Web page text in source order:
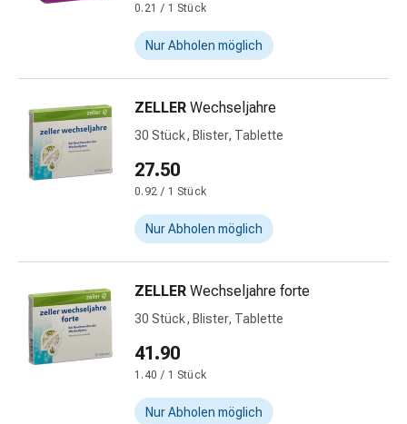
Rauchstopp
Venenbeschwerden
Herznerven-
Störung
Gedächtnis-
&
Konzentrationsstörung
Antiallergika
Magen-
Darm
Hämorrhoiden
Magenbrennen
Übelkeit
0.21 / 1 Stück
Nur Abholen möglich
ZELLER Wechseljahre
30 Stück, Blister, Tablette
27.50
0.92 / 1 Stück
Nur Abholen möglich
ZELLER Wechseljahre forte
30 Stück, Blister, Tablette
41.90
1.40 / 1 Stück
Nur Abholen möglich